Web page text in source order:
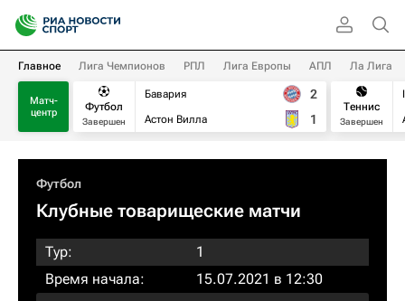
Главное Лига Чемпионов РПЛ Лига Европы АПЛ Ла Лига
Матч-
центр
Футбол
Завершен
Бавария
Астон Вилла
2
1
Теннис
Завершен
Футбол
Клубные товарищеские матчи
Тур:
1
Время начала:
15.07.2021 в 12:30